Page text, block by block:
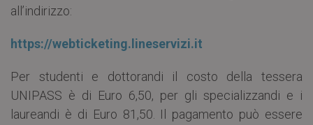
all’indirizzo:
https://webticketing.lineservizi.it
Per studenti e dottorandi il costo della tessera
UNIPASS è di Euro 6,50, per gli specializzandi e i
laureandi è di Euro 81,50. Il pagamento può essere